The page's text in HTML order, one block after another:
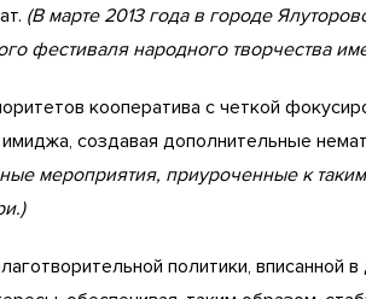
(В марте 2013 года в городе
фестиваля народного творчества
кооператива с четкой
создавая дополнительные
мероприятия, приуроченные к
политики, вписанной